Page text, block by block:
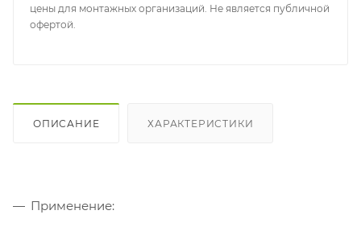
цены для монтажных организаций. Не является публичной
офертой.
ОПИСАНИЕ ХАРАКТЕРИСТИКИ
Применение: